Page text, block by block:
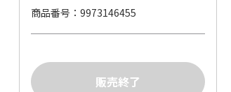
商品番号
9973146455